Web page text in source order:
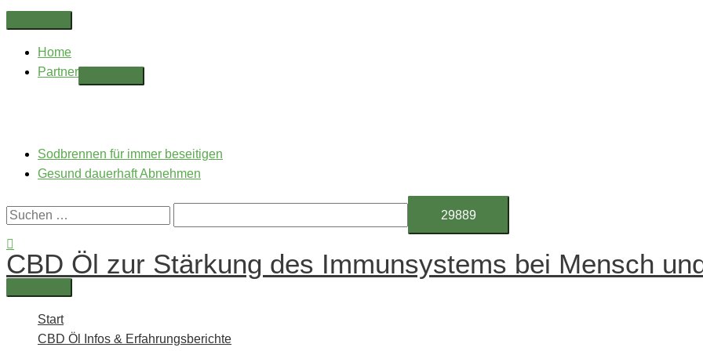
Zum
springen
Above
Header
Home
Partner
Sodbrennen für immer beseitigen
Gesund dauerhaft Abnehmen
Suchen
nach:
CBD Öl zur Stärkung des Immunsystems bei Mensch
Hauptmenü
Start
CBD Öl Infos & Erfahrungsberichte